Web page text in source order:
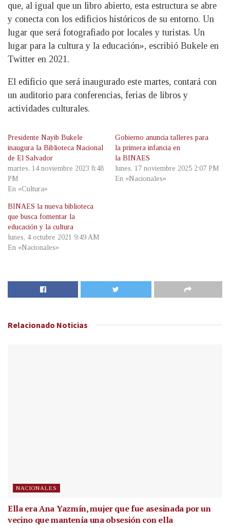
que, al igual que un libro abierto, esta estructura se abre
y conecta con los edificios históricos de su entorno. Un
lugar que será fotografiado por locales y turistas. Un
lugar para la cultura y la educación», escribió Bukele en
Twitter en 2021.
El edificio que será inaugurado este martes, contará con
un auditorio para conferencias, ferias de libros y
actividades culturales.
Presidente Nayib Bukele
inaugura la Biblioteca Nacional
de El Salvador
martes, 14 noviembre 2023 8:48
PM
En «Cultura»
Gobierno anuncia talleres para
la primera infancia en
la BINAES
lunes, 17 noviembre 2025 2:07 PM
En «Nacionales»
BINAES la nueva biblioteca
que busca fomentar la
educación y la cultura
lunes, 4 octubre 2021 9:49 AM
En «Nacionales»
Relacionado Noticias
NACIONALES
Ella era Ana Yazmín, mujer que fue asesinada por un
vecino que mantenía una obsesión con ella